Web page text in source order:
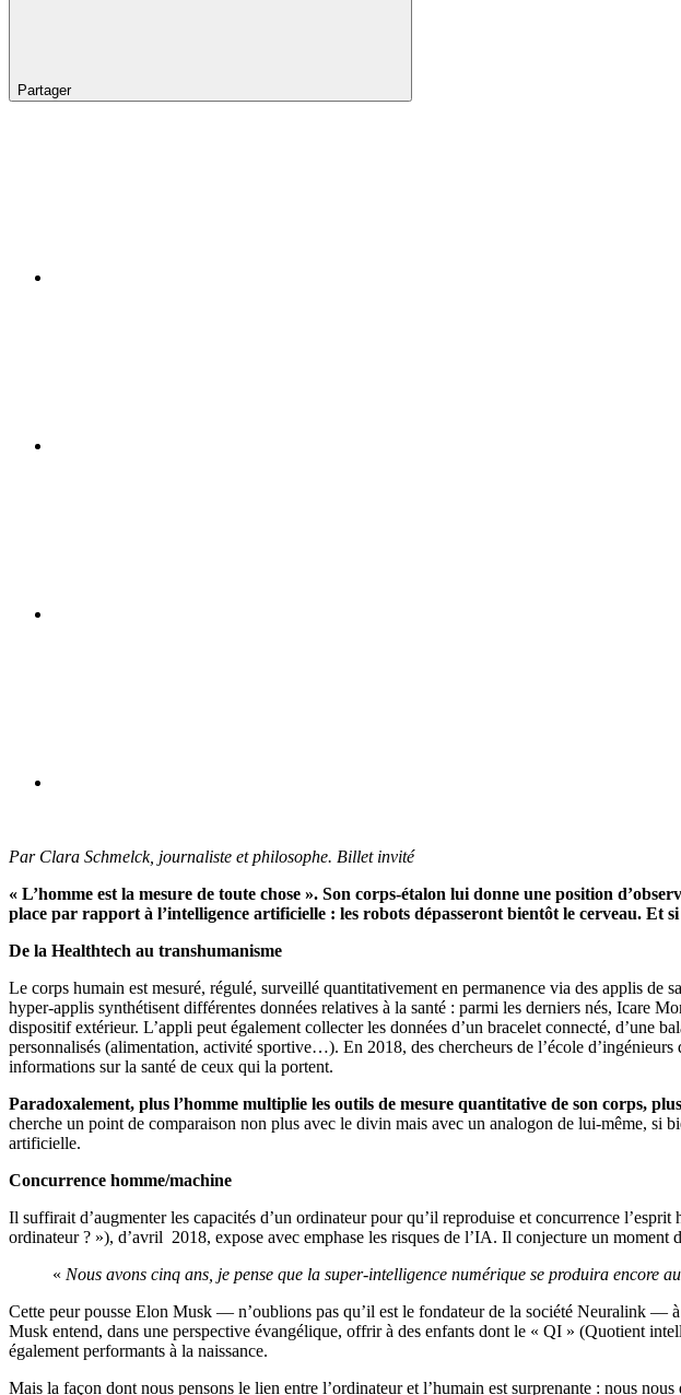
Partager
Par Clara Schmelck, journaliste et philosophe. Billet invité
« L’homme est la mesure de toute chose ». Son corps-étalon lui donne une position
place par rapport à l’intelligence artificielle : les robots dépasseront bientôt le cerveau. Et si
De la Healthtech au transhumanisme
Le corps humain est mesuré, régulé, surveillé quantitativement en permanence via des applis
hyper-applis synthétisent différentes données relatives à la santé : parmi les derniers nés, Icare
dispositif extérieur. L’appli peut également collecter les données d’un bracelet connecté, d’une
personnalisés (alimentation, activité sportive…). En 2018, des chercheurs de l’école
informations sur la santé de ceux qui la portent.
Paradoxalement, plus l’homme multiplie les outils de mesure quantitative de son corps,
cherche un point de comparaison non plus avec le divin mais avec un analogon de lui-même, si
artificielle.
Concurrence homme/machine
Il suffirait d’augmenter les capacités d’un ordinateur pour qu’il reproduise et concurrence
ordinateur ? »), d’avril 2018, expose avec emphase les risques de l’IA. Il conjecture un
« Nous avons cinq ans, je pense que la super-intelligence numérique se produira encore
Cette peur pousse Elon Musk — n’oublions pas qu’il est le fondateur de la société Neuralink — à
Musk entend, dans une perspective évangélique, offrir à des enfants dont le « QI » (Quotient
également performants à la naissance.
Mais la façon dont nous pensons le lien entre l’ordinateur et l’humain est surprenante : nous